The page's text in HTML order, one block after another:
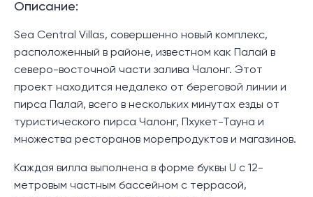
Описание:
Sea Central Villas, совершенно новый комплекс,
расположенный в районе, известном как Палай в
северо-восточной части залива Чалонг. Этот
проект находится недалеко от береговой линии и
пирса Палай, всего в нескольких минутах езды от
туристического пирса Чалонг, Пхукет-Тауна и
множества ресторанов морепродуктов и магазинов.
Каждая вилла выполнена в форме буквы U с 12-
метровым частным бассейном с террасой,